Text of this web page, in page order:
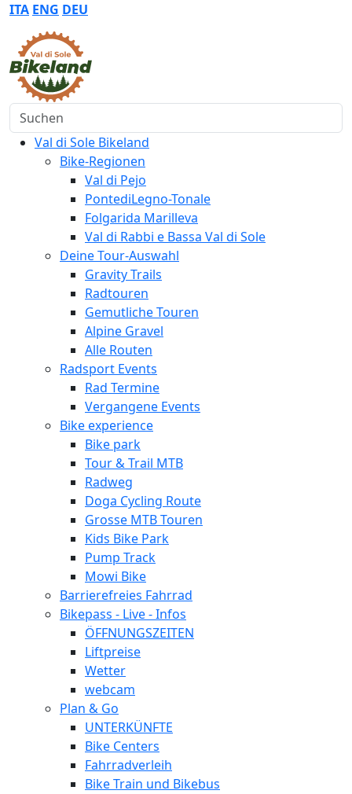
ITA ENG DEU
Suchen
Val di Sole Bikeland
Bike-Regionen
Val di Pejo
PontediLegno-Tonale
Folgarida Marilleva
Val di Rabbi e Bassa Val di Sole
Deine Tour-Auswahl
Gravity Trails
Radtouren
Gemutliche Touren
Alpine Gravel
Alle Routen
Radsport Events
Rad Termine
Vergangene Events
Bike experience
Bike park
Tour & Trail MTB
Radweg
Doga Cycling Route
Grosse MTB Touren
Kids Bike Park
Pump Track
Mowi Bike
Barrierefreies Fahrrad
Bikepass - Live - Infos
ÖFFNUNGSZEITEN
Liftpreise
Wetter
webcam
Plan & Go
UNTERKÜNFTE
Bike Centers
Fahrradverleih
Bike Train und Bikebus